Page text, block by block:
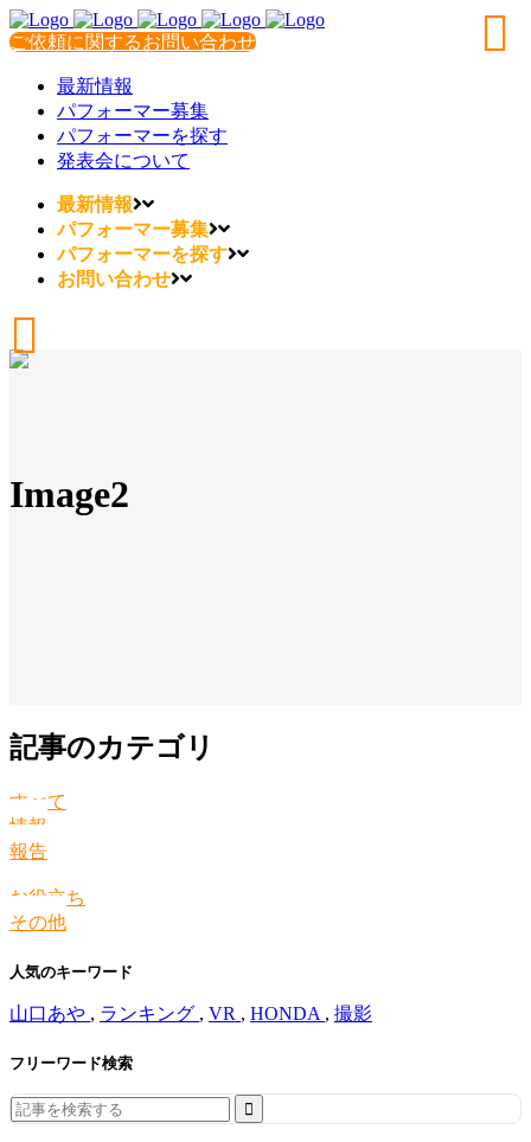
ご依頼に関するお問い合わせ
最新情報
パフォーマー募集
パフォーマーを探す
発表会について
最新情報
パフォーマー募集
パフォーマーを探す
お問い合わせ
Image2
記事のカテゴリ
すべて
情報
報告
お役立ち
その他
人気のキーワード
山口あや , ランキング , VR , HONDA , 撮影
フリーワード検索
Search
for: